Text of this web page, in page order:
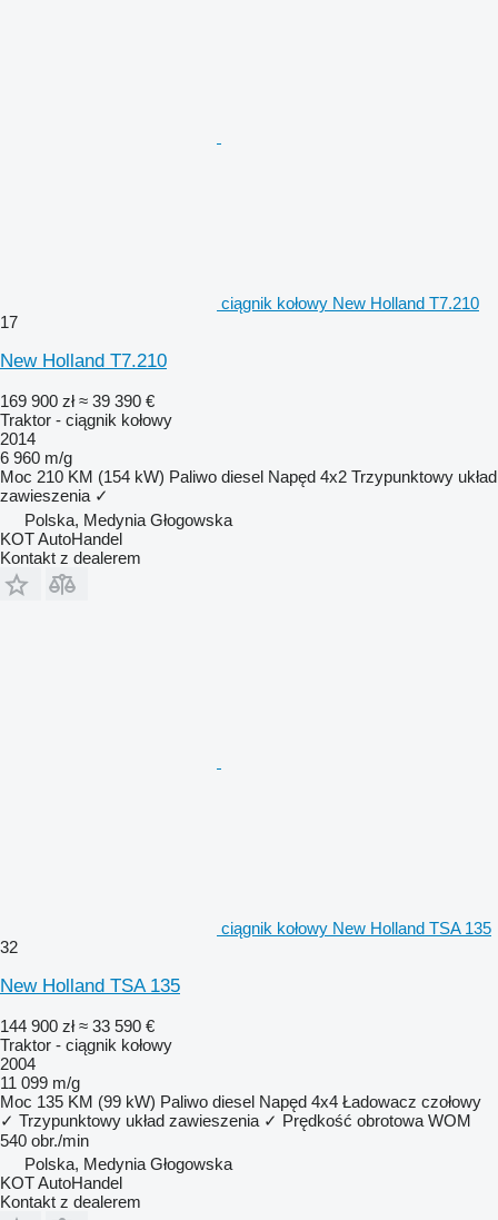
ciągnik kołowy New Holland T7.210
17
New Holland T7.210
169 900 zł ≈ 39 390 €
Traktor - ciągnik kołowy
2014
6 960 m/g
Moc 210 KM (154 kW) Paliwo diesel Napęd 4x2 Trzypunktowy układ
zawieszenia ✓
Polska, Medynia Głogowska
KOT AutoHandel
Kontakt z dealerem
ciągnik kołowy New Holland TSA 135
32
New Holland TSA 135
144 900 zł ≈ 33 590 €
Traktor - ciągnik kołowy
2004
11 099 m/g
Moc 135 KM (99 kW) Paliwo diesel Napęd 4x4 Ładowacz czołowy
✓ Trzypunktowy układ zawieszenia ✓ Prędkość obrotowa WOM
540 obr./min
Polska, Medynia Głogowska
KOT AutoHandel
Kontakt z dealerem